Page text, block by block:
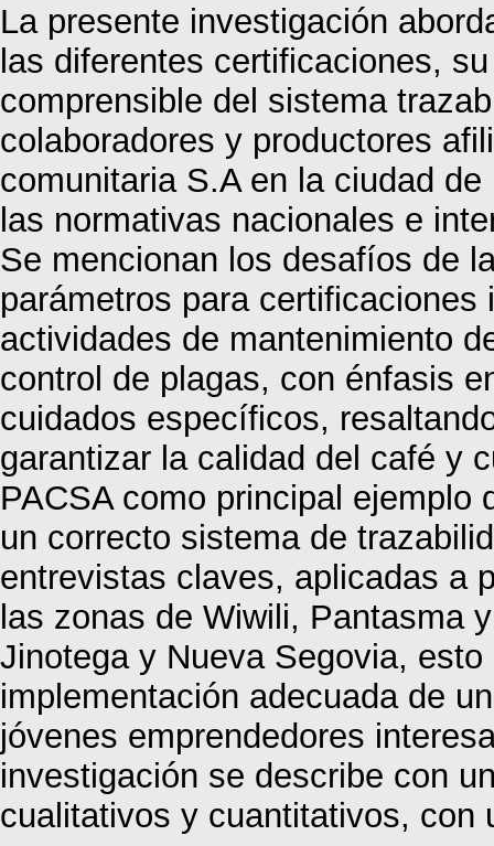
La presente investigación
las diferentes certificaciones,
comprensible del sistema
colaboradores y productores
comunitaria S.A en la ciudad
las normativas nacionales e
Se mencionan los desafíos de
parámetros para
actividades de mantenimiento
control de plagas, con énfasis
cuidados específicos,
garantizar la calidad del café y
PACSA como principal ejemplo
un correcto sistema de
entrevistas claves, aplicadas a
las zonas de Wiwili, Pantasma
Jinotega y Nueva Segovia,
implementación adecuada de
jóvenes emprendedores
investigación se describe con
cualitativos y cuantitativos, con